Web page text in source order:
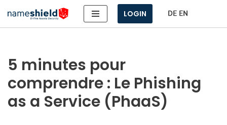
Aller
LOGIN
5 minutes pour
comprendre : Le Phishing
as a Service (PhaaS)